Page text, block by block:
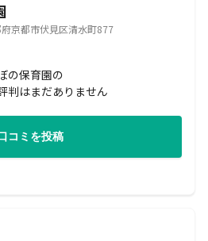
京都市伏見区清水町877
の保育園の
判はまだありません
コミを投稿